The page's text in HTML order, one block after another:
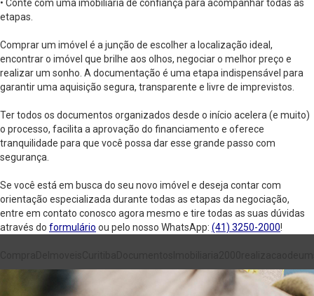
• Conte com uma imobiliária de confiança para acompanhar todas as
etapas.
Comprar um imóvel é a junção de escolher a localização ideal,
encontrar o imóvel que brilhe aos olhos, negociar o melhor preço e
realizar um sonho. A documentação é uma etapa indispensável para
garantir uma aquisição segura, transparente e livre de imprevistos.
Ter todos os documentos organizados desde o início acelera (e muito)
o processo, facilita a aprovação do financiamento e oferece
tranquilidade para que você possa dar esse grande passo com
segurança.
Se você está em busca do seu novo imóvel e deseja contar com
orientação especializada durante todas as etapas da negociação,
entre em contato conosco agora mesmo e tire todas as suas dúvidas
através do formulário ou pelo nosso WhatsApp: (41) 3250-2000!